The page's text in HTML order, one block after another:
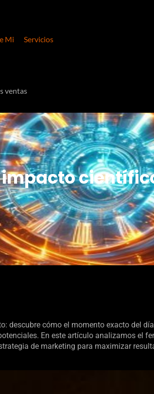
Mi Servicios
ventas
descubre cómo el momento exacto del
En este artículo analizamos el
de marketing para maximizar